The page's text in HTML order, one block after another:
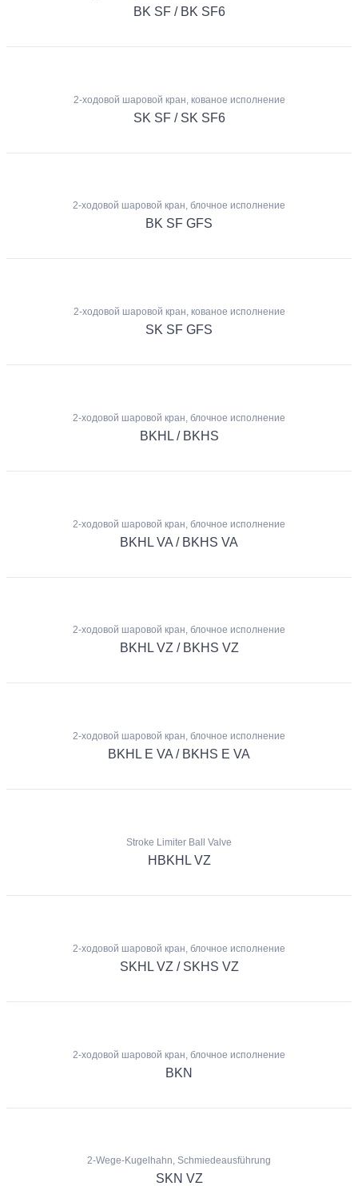
BK SF / BK SF6
2-ходовой шаровой кран, кованое исполнение
SK SF / SK SF6
2-ходовой шаровой кран, блочное исполнение
BK SF GFS
2-ходовой шаровой кран, кованое исполнение
SK SF GFS
2-ходовой шаровой кран, блочное исполнение
BKHL / BKHS
2-ходовой шаровой кран, блочное исполнение
BKHL VA / BKHS VA
2-ходовой шаровой кран, блочное исполнение
BKHL VZ / BKHS VZ
2-ходовой шаровой кран, блочное исполнение
BKHL E VA / BKHS E VA
Stroke Limiter Ball Valve
HBKHL VZ
2-ходовой шаровой кран, блочное исполнение
SKHL VZ / SKHS VZ
2-ходовой шаровой кран, блочное исполнение
BKN
2-Wege-Kugelhahn, Schmiedeausführung
SKN VZ